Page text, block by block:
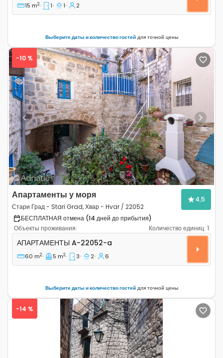
15 m2 1 1 2
Выберите даты и количество гостейдля точной цены
Previous Next
-10 %
Апартаменты у моря
Стари Град - Stari Grad, Хвар - Hvar / 22052
4,5
БЕСПЛАТНАЯ отмена (14 дней до прибытия)
Объекты проживания:
Количество единиц: 1
Трёхкомнатные апартаменты Стари Град - Stari
АПАРТАМЕНТЫ A-22052-a
60 m2 5 m2 3 2 6
Выберите даты и количество гостейдля точной цены
-14 %